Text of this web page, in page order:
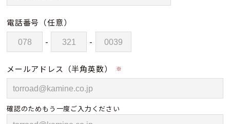
電話番号 （任意）
- -
メールアドレス（半角英数） ※
確認のためもう一度ご入力ください